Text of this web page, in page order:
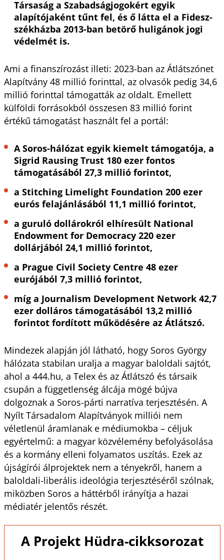
Társaság a Szabadságjogokért egyik
alapítójaként tűnt fel, és ő látta el a Fidesz-
székházba 2013-ban betörő huligánok jogi
védelmét is.
Ami a finanszírozást illeti: 2023-ban az Átlátszónet
Alapítvány 48 millió forinttal, az olvasók pedig 34,6
millió forinttal támogatták az oldalt. Emellett
külföldi forrásokból összesen 83 millió forint
értékű támogatást használt fel a portál:
A Soros-hálózat egyik kiemelt támogatója, a
Sigrid Rausing Trust 180 ezer fontos
támogatásából 27,3 millió forintot,
a Stitching Limelight Foundation 200 ezer
eurós felajánlásából 11,1 millió forintot,
a guruló dollárokról elhíresült National
Endowment for Democracy 220 ezer
dollárjából 24,1 millió forintot,
a Prague Civil Society Centre 48 ezer
eurójából 7,3 millió forintot,
míg a Journalism Development Network 42,7
ezer dolláros támogatásából 13,2 millió
forintot fordított működésére az Átlátszó.
Mindezek alapján jól látható, hogy Soros György
hálózata stabilan uralja a magyar baloldali sajtót,
ahol a 444.hu, a Telex és az Átlátszó és társaik
csupán a függetlenség álcája mögé bújva
dolgoznak a Soros-párti narratíva terjesztésén. A
Nyílt Társadalom Alapítványok milliói nem
véletlenül áramlanak e médiumokba – céljuk
egyértelmű: a magyar közvélemény befolyásolása
és a kormány elleni folyamatos uszítás. Ezek az
újságírói álprojektek nem a tényekről, hanem a
baloldali-liberális ideológia terjesztéséről szólnak,
miközben Soros a háttérből irányítja a hazai
médiatér jelentős részét.
A Projekt Hüdra-cikksorozat